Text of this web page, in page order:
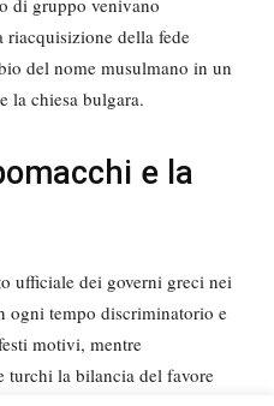
riacquisizione della fede
del nome musulmano in un
la chiesa bulgara.
e la
ufficiale dei governi greci nei
ogni tempo discriminatorio e
motivi, mentre
turchi la bilancia del favore